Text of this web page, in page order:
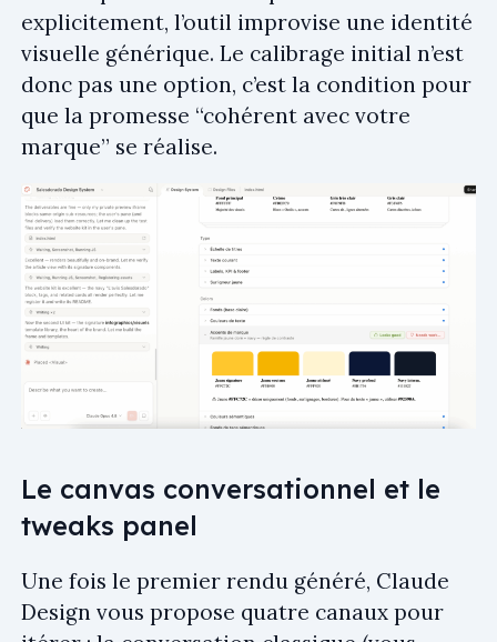
explicitement, l’outil improvise une identité
visuelle générique. Le calibrage initial n’est
donc pas une option, c’est la condition pour
que la promesse “cohérent avec votre
marque” se réalise.
Le canvas conversationnel et le
tweaks panel
Une fois le premier rendu généré, Claude
Design vous propose quatre canaux pour